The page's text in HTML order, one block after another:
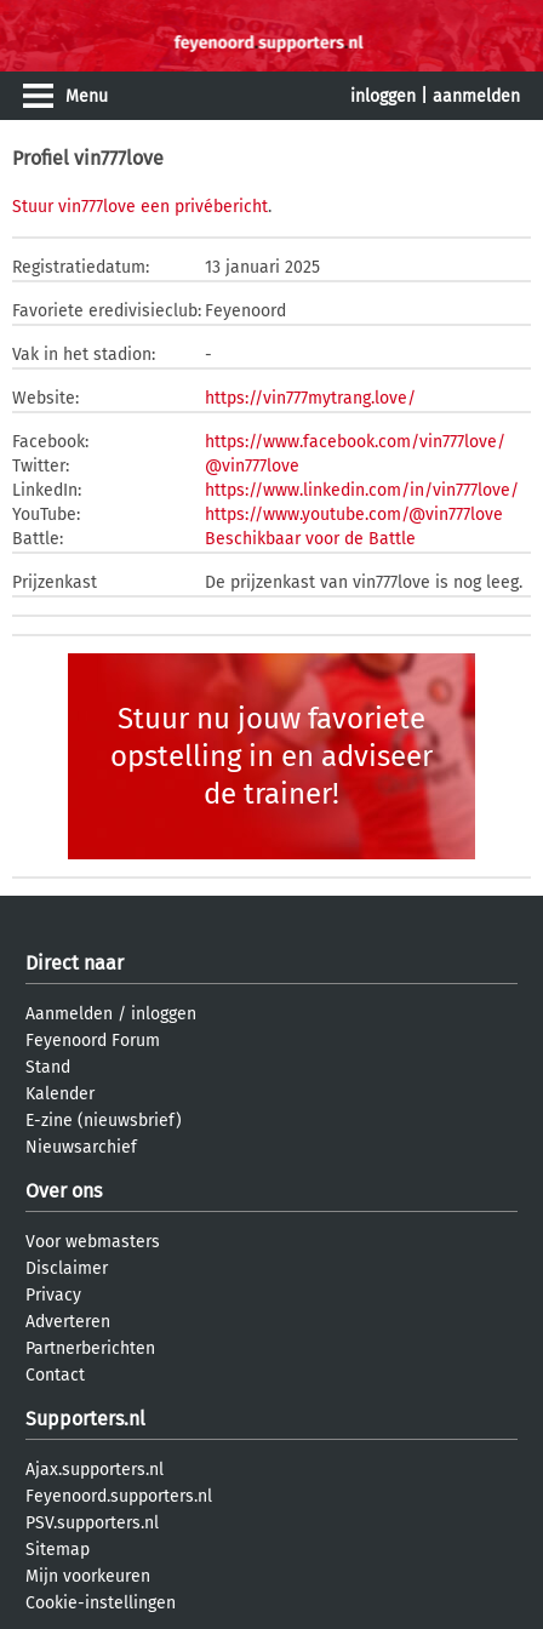
Menu inloggen aanmelden
Profiel vin777love
Stuur vin777love een privébericht.
Registratiedatum: 13 januari 2025
Favoriete eredivisieclub: Feyenoord
Vak in het stadion: -
Website: https://vin777mytrang.love/
Facebook:
https://www.facebook.com/vin777love/
Twitter:
@vin777love
LinkedIn:
https://www.linkedin.com/in/vin777love/
YouTube:
https://www.youtube.com/@vin777love
Battle:
Beschikbaar voor de Battle
Prijzenkast De prijzenkast van vin777love is nog leeg.
Stuur nu jouw favoriete
opstelling in en adviseer
de trainer!
Direct naar
Aanmelden / inloggen
Feyenoord Forum
Stand
Kalender
E-zine (nieuwsbrief)
Nieuwsarchief
Over ons
Voor webmasters
Disclaimer
Privacy
Adverteren
Partnerberichten
Contact
Supporters.nl
Ajax.supporters.nl
Feyenoord.supporters.nl
PSV.supporters.nl
Sitemap
Mijn voorkeuren
Cookie-instellingen